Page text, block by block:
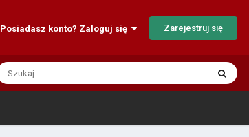
Posiadasz konto? Zaloguj się Zarejestruj się